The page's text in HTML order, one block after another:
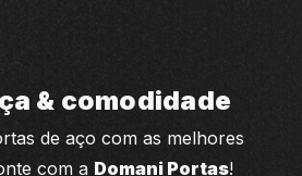
& comodidade
de aço com as melhores
com a Domani Portas!